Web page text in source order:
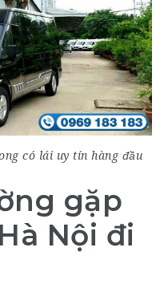
có lái uy tín hàng đầu
gặp
Nội đi